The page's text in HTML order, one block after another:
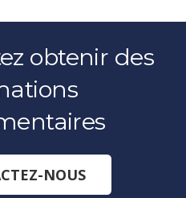
obtenir des
NOUS